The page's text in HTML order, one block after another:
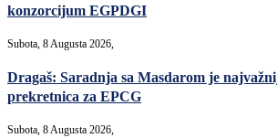
konzorcijum EGPDGI
Subota, 8 Augusta 2026,
Dragaš: Saradnja sa Masdarom je
prekretnica za EPCG
Subota, 8 Augusta 2026,